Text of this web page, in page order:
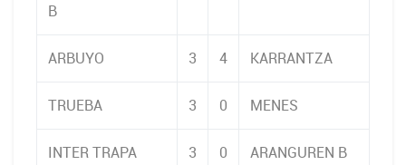
B
ARBUYO 3 4 KARRANTZA
TRUEBA 3 0 MENES
INTER TRAPA
3 0 ARANGUREN B